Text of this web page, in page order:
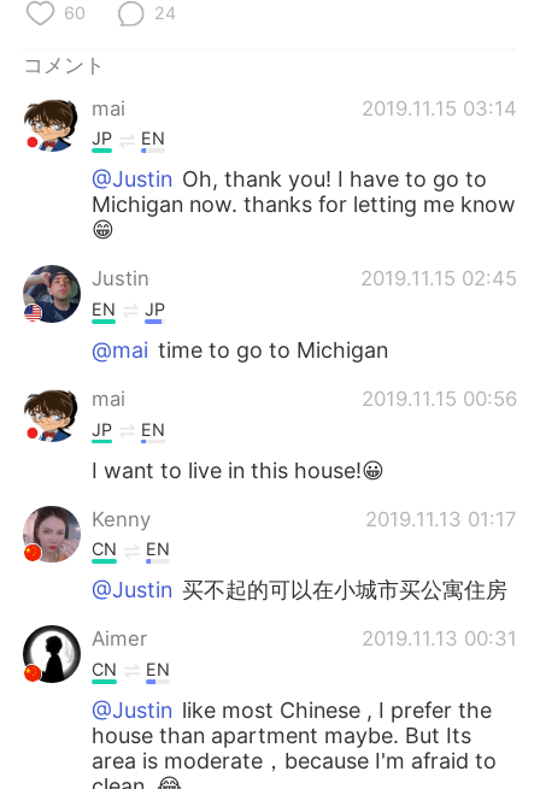
60 24
コメント
mai
2019.11.15 03:14
JP EN
@Justin Oh, thank you! I have to go to
Michigan now. thanks for letting me know
😁
Justin 2019.11.15 02:45
EN JP
@mai time to go to Michigan
mai 2019.11.15 00:56
JP EN
I want to live in this house!😀
Kenny 2019.11.13 01:17
CN EN
@Justin 买不起的可以在小城市买公寓住房
Aimer 2019.11.13 00:31
CN EN
@Justin like most Chinese , I prefer the
house than apartment maybe. But Its
area is moderate，because I'm afraid to